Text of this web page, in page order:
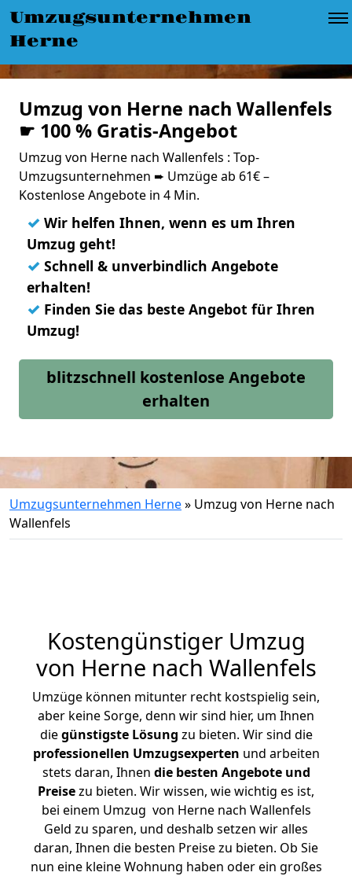
Umzugsunternehmen
Herne
Umzug von Herne nach Wallenfels
☛ 100 % Gratis-Angebot
Umzug von Herne nach Wallenfels : Top-
Umzugsunternehmen ➨ Umzüge ab 61€ –
Kostenlose Angebote in 4 Min.
✓ Wir helfen Ihnen, wenn es um Ihren
Umzug geht!
✓ Schnell & unverbindlich Angebote
erhalten!
✓ Finden Sie das beste Angebot für Ihren
Umzug!
blitzschnell kostenlose Angebote
erhalten
Umzugsunternehmen Herne» Umzug von Herne nach
Wallenfels
Kostengünstiger Umzug
von Herne nach Wallenfels
Umzüge können mitunter recht kostspielig sein,
aber keine Sorge, denn wir sind hier, um Ihnen
diegünstigste Lösung zu bieten. Wir sind die
professionellen Umzugsexperten und arbeiten
stets daran, Ihnen die besten Angebote und
Preisezu bieten. Wir wissen, wie wichtig es ist,
bei einem Umzug von Herne nach Wallenfels
Geld zu sparen, und deshalb setzen wir alles
daran, Ihnen die besten Preise zu bieten. Ob Sie
nun eine kleine Wohnung haben oder ein großes